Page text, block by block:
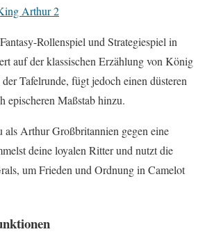
Arthur 2
Rollenspiel und Strategiespiel in
auf der klassischen Erzählung von König
Tafelrunde, fügt jedoch einen düsteren
epischeren Maßstab hinzu.
als Arthur Großbritannien gegen eine
deine loyalen Ritter und nutzt die
um Frieden und Ordnung in Camelot